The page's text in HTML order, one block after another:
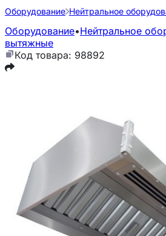
Оборудование Нейтральное
Оборудование•Нейтральное
вытяжные
Код товара: 98892